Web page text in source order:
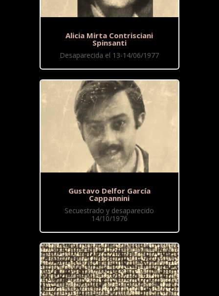
Alicia Mirta Contrisciani
Spinsanti
Desaparecida el 13-14/06/1977
Gustavo Delfor García
Cappannini
Secuestrado y desaparecido
14/10/1976